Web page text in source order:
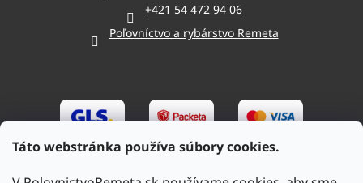
Táto webstránka používa súbory cookies.
+421 54 472 94 06
Poľovníctvo a rybárstvo Remeta